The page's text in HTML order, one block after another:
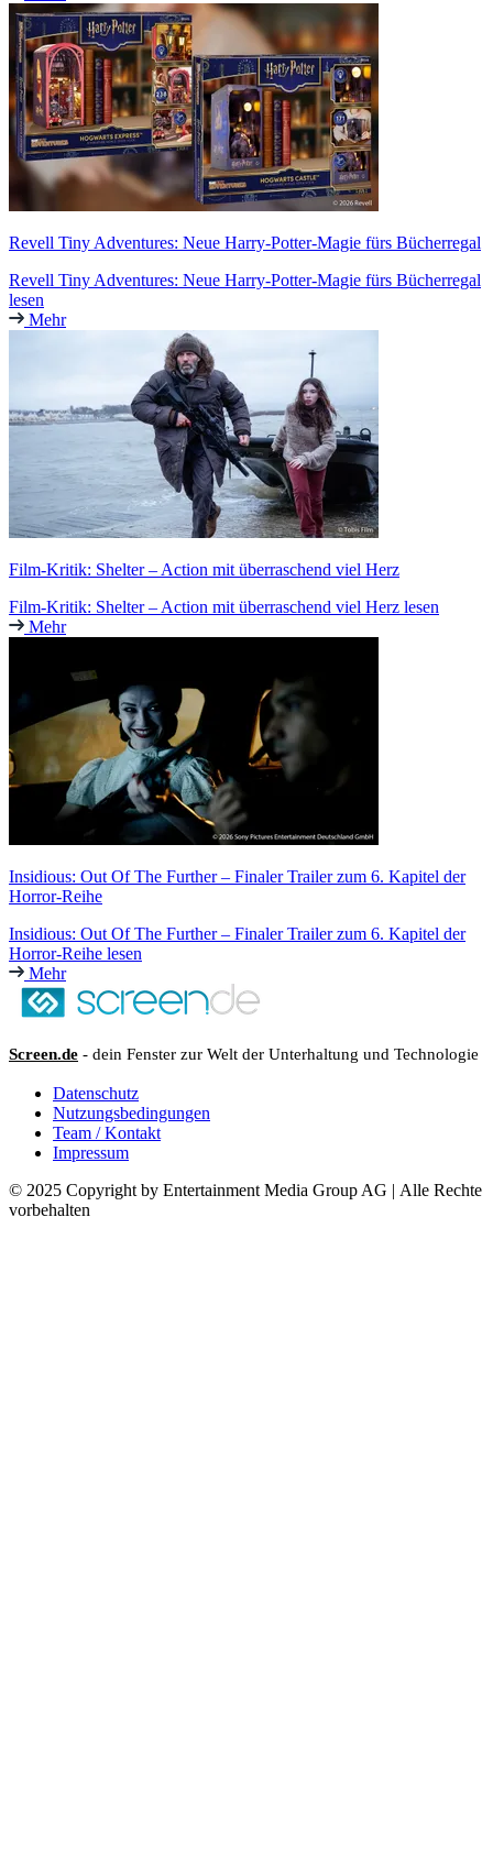
Revell Tiny Adventures: Neue Harry-Potter-Magie fürs Bücherregal
Revell Tiny Adventures: Neue Harry-Potter-Magie fürs Bücherregal
lesen
Mehr
Film-Kritik: Shelter – Action mit überraschend viel Herz
Film-Kritik: Shelter – Action mit überraschend viel Herz lesen
Mehr
Insidious: Out Of The Further – Finaler Trailer zum 6. Kapitel der
Horror-Reihe
Insidious: Out Of The Further – Finaler Trailer zum 6. Kapitel der
Horror-Reihe lesen
Mehr
Screen.de - dein Fenster zur Welt der Unterhaltung und Technologie
Datenschutz
Nutzungsbedingungen
Team / Kontakt
Impressum
© 2025 Copyright by Entertainment Media Group AG | Alle Rechte
vorbehalten